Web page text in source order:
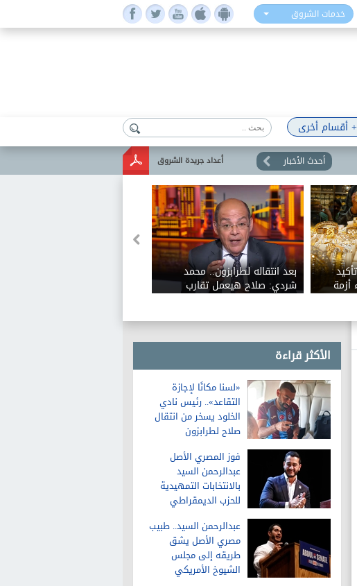
خدمات الشروق
+ أقسام أخرى
أعداد جريدة الشروق أحدث الأخبار
أزمة
بعد انتقاله لطرابزون.. محمد
شردي: صلاح هيعمل تقارب
مصري تركي مقدرتش كل
الأكثر قراءة
«لسنا مكانًا لإجازة
التقاعد».. رئيس نادي
الخلود يسخر من انتقال
صلاح لطرابزون
فوز المصري الأصل
عبدالرحمن السيد
بالانتخابات التمهيدية
للحزب الديمقراطي
ميشيجان
عبدالرحمن السيد.. طبيب
مصري الأصل يشق
طريقه إلى مجلس
الشيوخ الأمريكي